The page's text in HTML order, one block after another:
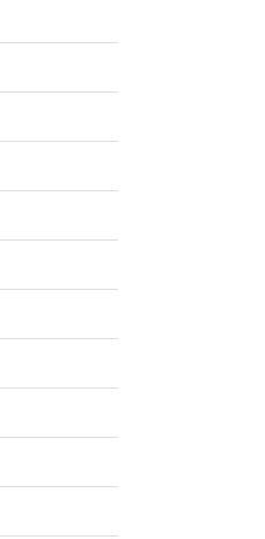
TOTO
Bronze